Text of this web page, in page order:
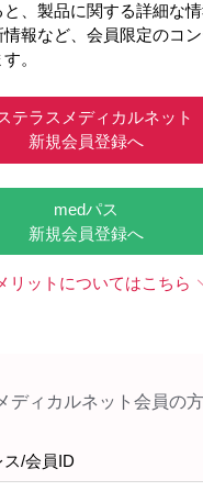
］
［
、製品に関する詳細な
報など、会員限定のコ
。
テラスメディカルネット
新規会員登録へ
medパス
新規会員登録へ
リットについてはこちら
ディカルネット会員の方
ス/会員ID